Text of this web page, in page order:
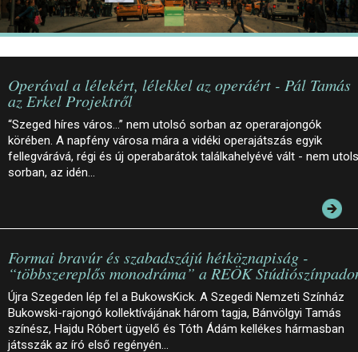
Operával a lélekért, lélekkel az operáért - Pál Tamás
az Erkel Projektről
“Szeged híres város…” nem utolsó sorban az operarajongók
körében. A napfény városa mára a vidéki operajátszás egyik
fellegvárává, régi és új operabarátok találkahelyévé vált - nem
sorban, az idén…
Formai bravúr és szabadszájú hétköznapiság -
“többszereplős monodráma” a REÖK
Újra Szegeden lép fel a BukowsKick. A Szegedi Nemzeti Színház
Bukowski-rajongó kollektívájának három tagja, Bánvölgyi Tamás
színész, Hajdu Róbert ügyelő és Tóth Ádám kellékes hármasban
játsszák az író első regényén…